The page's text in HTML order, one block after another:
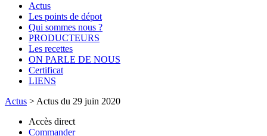
Actus
Les points de dépot
Qui sommes nous ?
PRODUCTEURS
Les recettes
ON PARLE DE NOUS
Certificat
LIENS
Actus > Actus du 29 juin 2020
Accès direct
Commander